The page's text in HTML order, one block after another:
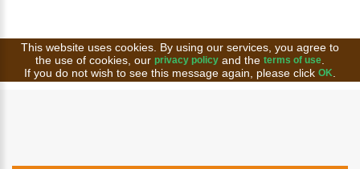
This website uses cookies. By using our services, you agree to
the use of cookies, our privacy policy and the terms of use
If you do not wish to see this message again, please click OK